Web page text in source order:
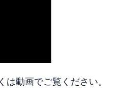
動画でご覧ください。